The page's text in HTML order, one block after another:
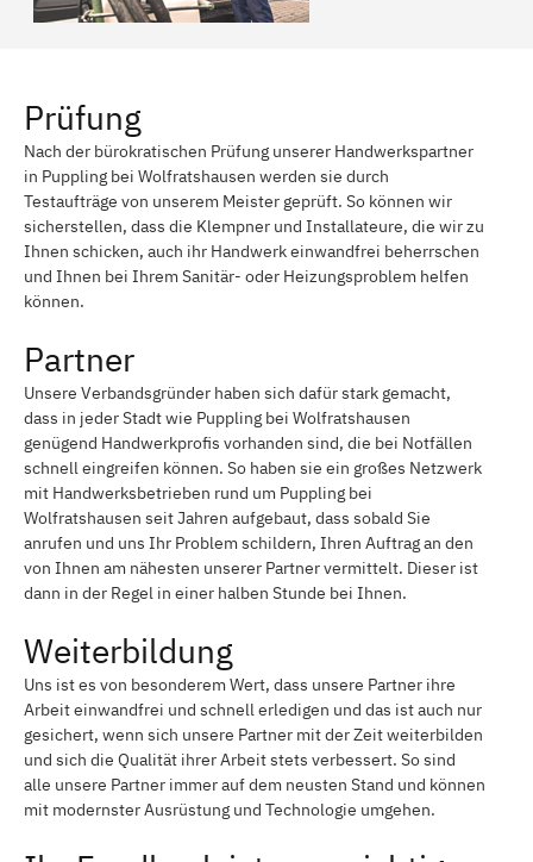
Prüfung
Nach der bürokratischen Prüfung unserer Handwerkspartner
in Puppling bei Wolfratshausen werden sie durch
Testaufträge von unserem Meister geprüft. So können wir
sicherstellen, dass die Klempner und Installateure, die wir zu
Ihnen schicken, auch ihr Handwerk einwandfrei beherrschen
und Ihnen bei Ihrem Sanitär- oder Heizungsproblem helfen
können.
Partner
Unsere Verbandsgründer haben sich dafür stark gemacht,
dass in jeder Stadt wie Puppling bei Wolfratshausen
genügend Handwerkprofis vorhanden sind, die bei Notfällen
schnell eingreifen können. So haben sie ein großes Netzwerk
mit Handwerksbetrieben rund um Puppling bei
Wolfratshausen seit Jahren aufgebaut, dass sobald Sie
anrufen und uns Ihr Problem schildern, Ihren Auftrag an den
von Ihnen am nähesten unserer Partner vermittelt. Dieser ist
dann in der Regel in einer halben Stunde bei Ihnen.
Weiterbildung
Uns ist es von besonderem Wert, dass unsere Partner ihre
Arbeit einwandfrei und schnell erledigen und das ist auch nur
gesichert, wenn sich unsere Partner mit der Zeit weiterbilden
und sich die Qualität ihrer Arbeit stets verbessert. So sind
alle unsere Partner immer auf dem neusten Stand und können
mit modernster Ausrüstung und Technologie umgehen.